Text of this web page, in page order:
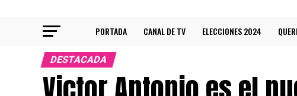
PORTADA CANAL DE TV ELECCIONES 2024
DESTACADA